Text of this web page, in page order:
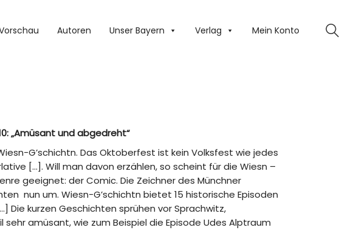
Autoren Unser Bayern Verlag Mein Konto
„Amüsant und abgedreht“
G’schichtn. Das Oktoberfest ist kein Volksfest wie jedes
[…]. Will man davon erzählen, so scheint für die Wiesn –
geeignet: der Comic. Die Zeichner des Münchner
nun um. Wiesn-G’schichtn bietet 15 historische Episoden
Die kurzen Geschichten sprühen vor Sprachwitz,
amüsant, wie zum Beispiel die Episode Udes Alptraum